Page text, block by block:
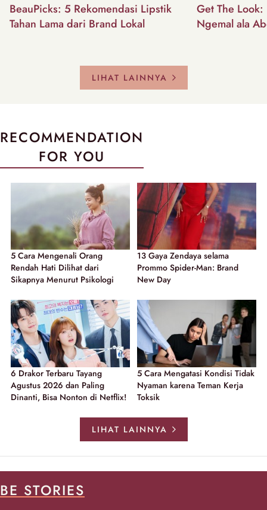
BeauPicks: 5 Rekomendasi Lipstik
Tahan Lama dari Brand Lokal
Get The
Ngemal ala
LIHAT LAINNYA
RECOMMENDATION
FOR YOU
5 Cara Mengenali Orang
Rendah Hati Dilihat dari
Sikapnya Menurut Psikologi
13 Gaya Zendaya selama
Prommo Spider-Man: Brand
New Day
6 Drakor Terbaru Tayang
Agustus 2026 dan Paling
Dinanti, Bisa Nonton di Netflix!
5 Cara Mengatasi Kondisi Tidak
Nyaman karena Teman Kerja
Toksik
LIHAT LAINNYA
BE STORIES